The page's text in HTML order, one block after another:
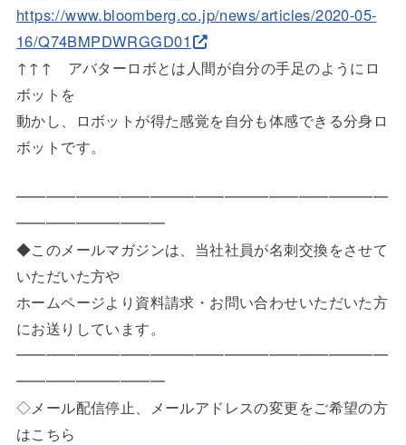
https://www.bloomberg.co.jp/news/articles/2020-05-
16/Q74BMPDWRGGD01
↑↑↑ アバターロボとは人間が自分の手足のようにロ
ボットを
動かし、ロボットが得た感覚を自分も体感できる分身ロ
ボットです。
━━━━━━━━━━━━━━━━━━━━━━━━━
━━━━━━━━━━
◆このメールマガジンは、当社社員が名刺交換をさせて
いただいた方や
ホームページより資料請求・お問い合わせいただいた方
にお送りしています。
━━━━━━━━━━━━━━━━━━━━━━━━━
━━━━━━━━━━
◇メール配信停止、メールアドレスの変更をご希望の方
はこちら